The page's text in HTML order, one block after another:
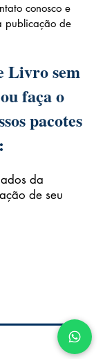
conosco e
publicação de
Livro sem
faça o
pacotes
da
de seu
RECEBER